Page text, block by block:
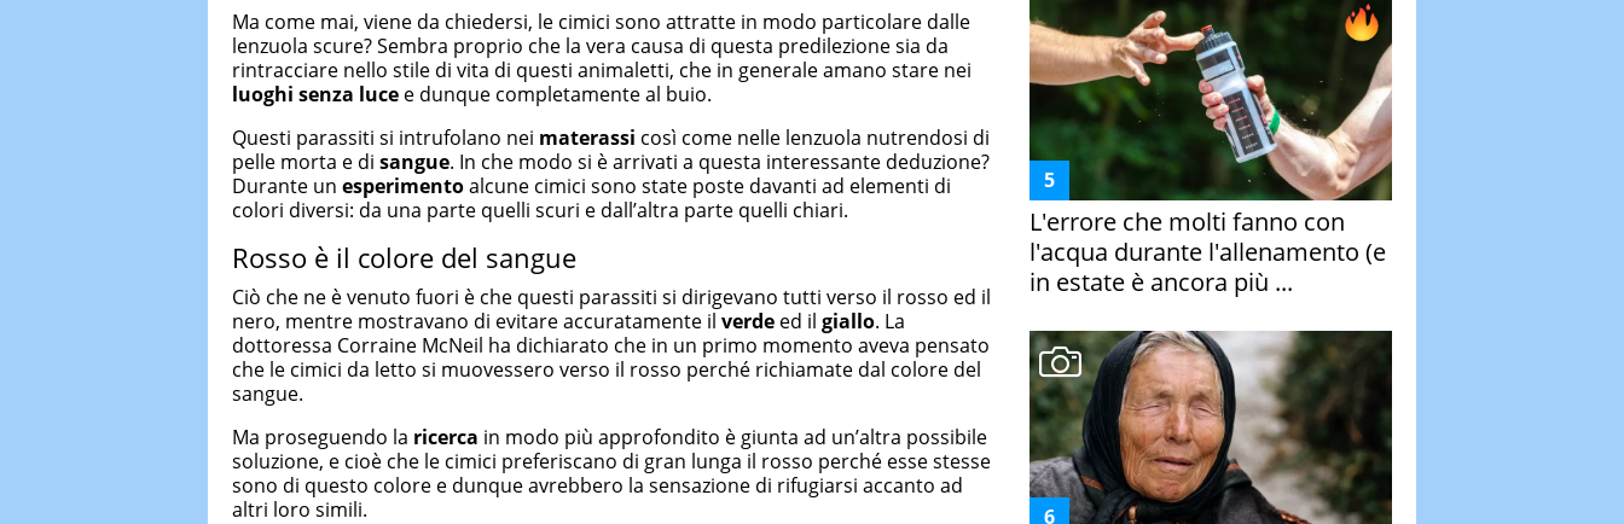
Ma come mai, viene da chiedersi, le cimici sono attratte in modo particolare dalle
lenzuola scure? Sembra proprio che la vera causa di questa predilezione sia da
rintracciare nello stile di vita di questi animaletti, che in generale amano stare nei
luoghi senza luce e dunque completamente al buio.
Questi parassiti si intrufolano nei materassi così come nelle lenzuola nutrendosi di
pelle morta e di sangue. In che modo si è arrivati a questa interessante deduzione?
Durante un esperimentoalcune cimici sono state poste davanti ad elementi di
colori diversi: da una parte quelli scuri e dall’altra parte quelli chiari.
Rosso è il colore del sangue
Ciò che ne è venuto fuori è che questi parassiti si dirigevano tutti verso il rosso ed il
nero, mentre mostravano di evitare accuratamente il verde ed il giallo. La
dottoressa Corraine McNeil ha dichiarato che in un primo momento aveva pensato
che le cimici da letto si muovessero verso il rosso perché richiamate dal colore del
sangue.
Ma proseguendo la ricerca in modo più approfondito è giunta ad un’altra possibile
soluzione, e cioè che le cimici preferiscano di gran lunga il rosso perché esse stesse
sono di questo colore e dunque avrebbero la sensazione di rifugiarsi accanto ad
altri loro simili.
L'errore che molti fanno con
l'acqua durante l'allenamento (e
in estate è ancora più ...